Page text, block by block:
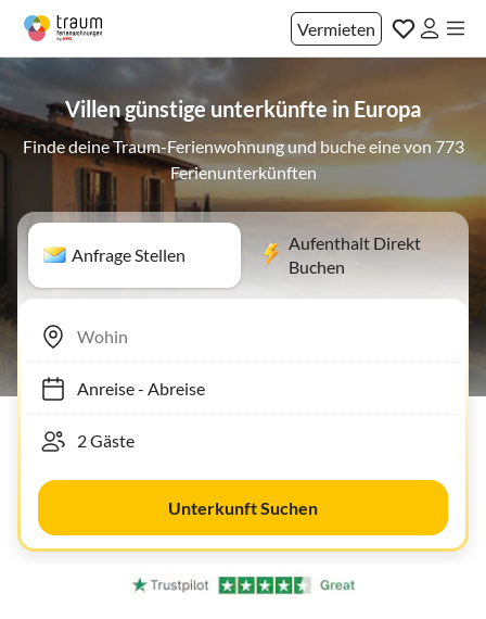
Vermieten
Villen günstige unterkünfte in Europa
Finde deine Traum-Ferienwohnung und buche eine von 773
Ferienunterkünften
Anfrage Stellen
Aufenthalt Direkt
Buchen
Anreise- Abreise
Unterkunft Suchen